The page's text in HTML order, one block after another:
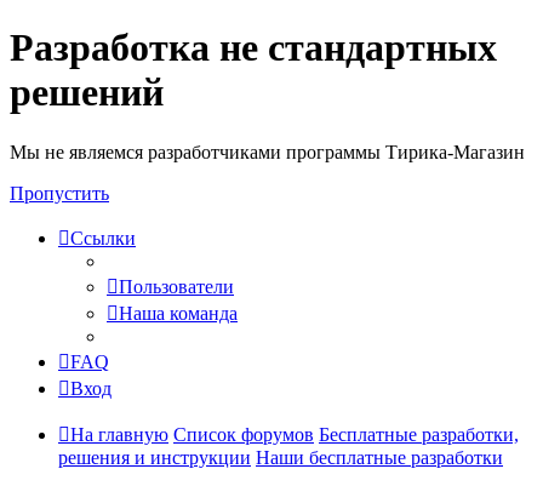
Разработка не стандартных
решений
Мы не являемся разработчиками программы Тирика-Магазин
Пропустить
Ссылки
Пользователи
Наша команда
FAQ
Вход
На главную Список форумов Бесплатные разработки,
решения и инструкции Наши бесплатные разработки